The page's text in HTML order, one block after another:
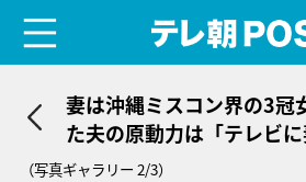
妻は沖縄ミスコン界の3冠
た夫の原動力は「テレビ
ら」
（写真ギャラリー 2/3）